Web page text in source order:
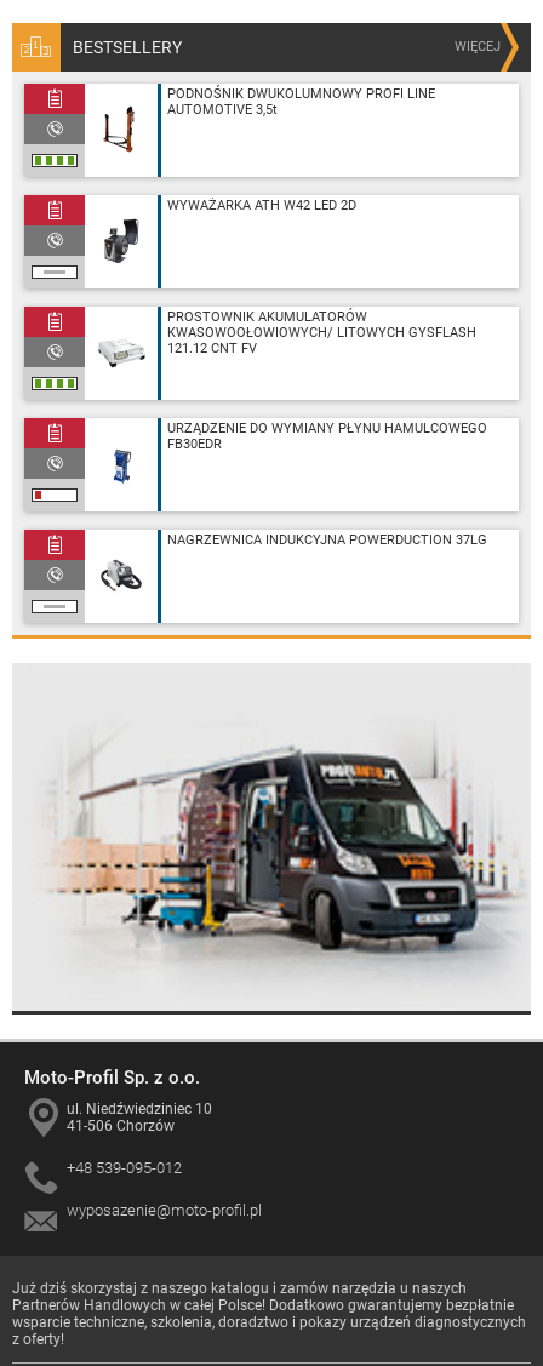
BESTSELLERY WIĘCEJ
PODNOŚNIK DWUKOLUMNOWY PROFI LINE
AUTOMOTIVE 3,5t
WYWAŻARKA ATH W42 LED 2D
PROSTOWNIK AKUMULATORÓW
KWASOWOOŁOWIOWYCH/ LITOWYCH GYSFLASH
121.12 CNT FV
URZĄDZENIE DO WYMIANY PŁYNU HAMULCOWEGO
FB30EDR
NAGRZEWNICA INDUKCYJNA POWERDUCTION 37LG
Moto-Profil Sp. z o.o.
ul. Niedźwiedziniec 10
41-506 Chorzów
+48 539-095-012
wyposazenie@moto-profil.pl
Już dziś skorzystaj z naszego katalogu i zamów narzędzia u naszych
Partnerów Handlowych w całej Polsce! Dodatkowo gwarantujemy bezpłatnie
wsparcie techniczne, szkolenia, doradztwo i pokazy urządzeń diagnostycznych
z oferty!